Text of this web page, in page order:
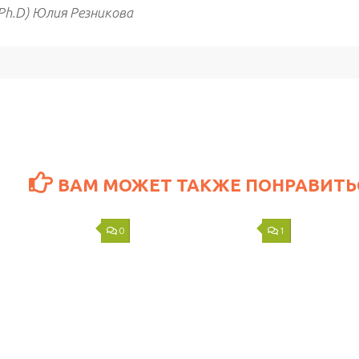
Юлия Резникова
ВАМ МОЖЕТ ТАКЖЕ
0 1